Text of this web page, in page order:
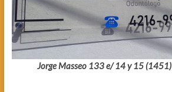
Jorge Masseo 133 e/ 14 y 15 (1451)